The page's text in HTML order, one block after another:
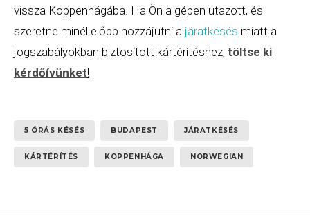
vissza Koppenhágába. Ha Ön a gépen utazott, és
szeretne minél előbb hozzájutni a járatkésés miatt a
jogszabályokban biztosított kártérítéshez, töltse ki
kérdőívünket!
5 ÓRÁS KÉSÉS BUDAPEST JÁRATKÉSÉS
KÁRTÉRÍTÉS KOPPENHÁGA NORWEGIAN